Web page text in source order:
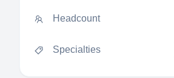
Headcount
Specialties